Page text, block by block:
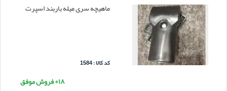
ماهیچه سری میله باربند اسپرت
کد کالا : 1584
۱۸+ فروش موفق